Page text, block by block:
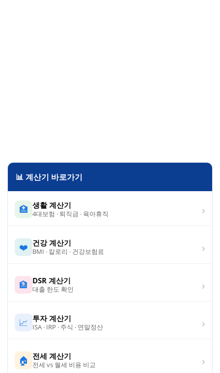
📊 계산기 바로가기
🏥 생활 계산기
4대보험 · 퇴직금 · 육아휴직 ›
❤️ 건강 계산기
BMI · 칼로리 · 건강보험료 ›
🏦 DSR 계산기
대출 한도 확인 ›
📈 투자 계산기
ISA · IRP · 주식 · 연말정산 ›
🏠 전세 계산기
전세 vs 월세 비용 비교 ›